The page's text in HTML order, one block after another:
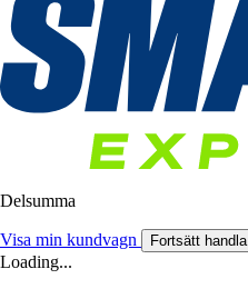
Delsumma
Visa min kundvagn Fortsätt handla
Loading...